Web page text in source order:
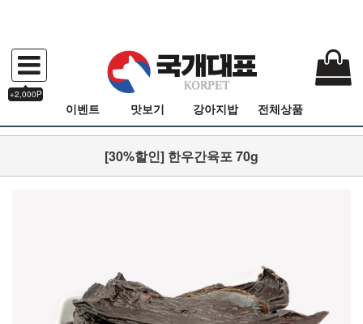
+2,000P
이벤트 맛보기 강아지밥 전체상품
[30%할인] 한우간육포 70g